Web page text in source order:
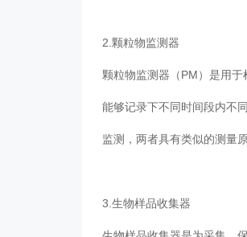
2.颗粒物监测器
颗粒物监测器（PM）是用于
能够记录下不同时间段内不
监测，两者具有类似的测量原
3.生物样品收集器